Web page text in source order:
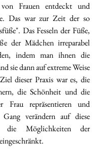
Frauen entdeckt und
Das war zur Zeit der so
Das Fesseln der Füße,
der Mädchen irreparabel
indem man ihnen die
sie dann auf extreme Weise
dieser Praxis war es, die
die Schönheit und die
Frau repräsentieren und
verändern auf diese
die Möglichkeiten der